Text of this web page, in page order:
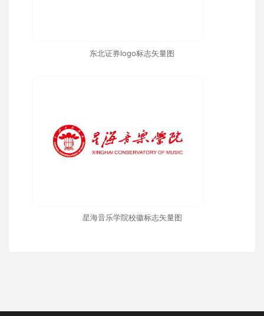
东北证券logo标志矢量图
星海音乐学院校徽标志矢量图